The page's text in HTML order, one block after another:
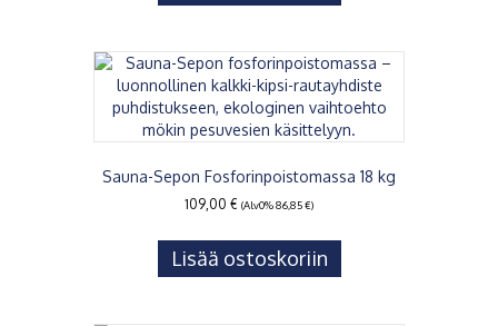
Sauna-Sepon Fosforinpoistomassa 18 kg
109,00 € (Alv0%86,85€)
Lisää ostoskoriin